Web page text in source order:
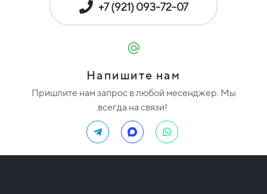
+7 (921) 093-72-07
Напишите нам
Пришлите нам запрос в любой месенджер. Мы
всегда на связи!